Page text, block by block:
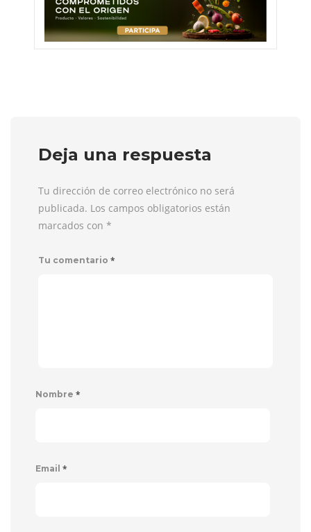
Deja una respuesta
Tu dirección de correo electrónico no será
publicada. Los campos obligatorios están
marcados con *
Tu comentario *
Nombre *
Email *